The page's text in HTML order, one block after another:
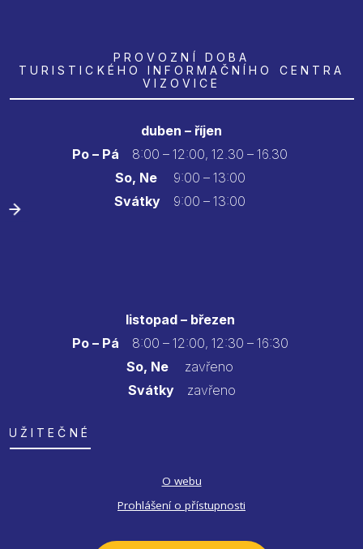
PROVOZNÍ DOBA
TURISTICKÉHO INFORMAČNÍHO CENTRA
VIZOVICE
duben – říjen
Po – Pá
8:00 – 12:00, 12.30 – 16.30
So, Ne9:00 – 13:00
Svátky 9:00 – 13:00
listopad – březen
Po – Pá 8:00 – 12:00, 12:30 – 16:30
So, Ne zavřeno
Svátkyzavřeno
UŽITEČNÉ
O webu
Prohlášení o přístupnosti